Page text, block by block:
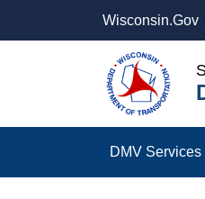
Wisconsin.Gov
DMV Services